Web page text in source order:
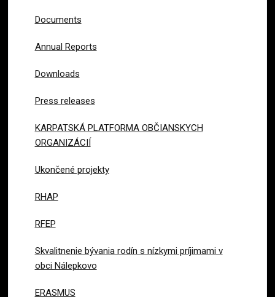
Documents
Annual Reports
Downloads
Press releases
KARPATSKÁ PLATFORMA OBČIANSKYCH
ORGANIZÁCIÍ
Ukončené projekty
RHAP
RFEP
Skvalitnenie bývania rodín s nízkymi príjimami v
obci Nálepkovo
ERASMUS